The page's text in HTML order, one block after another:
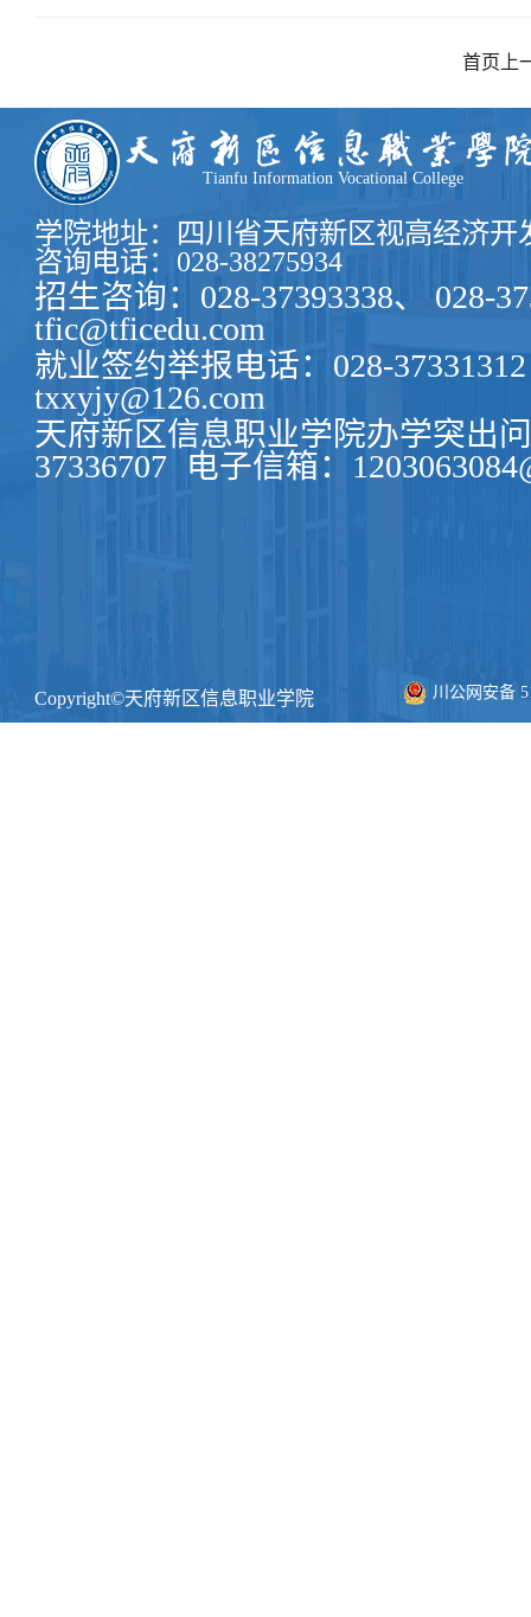
先的邓娟同学！ 校团委一直致力于将
学习交流
再厉，为
样，积极
首页 上
Tianfu Information Vocational College
学院地址：四川省天府新区视高经济开
咨询电话：028-38275934
招生咨询：028-37393338、 028-
tfic@tficedu.com
就业签约举报电话：028-37331312
txxyjy@126.com
天府新区信息职业学院办学突出
37336707
电子信箱：
Copyright©天府新区信息职业学院 川公网安备